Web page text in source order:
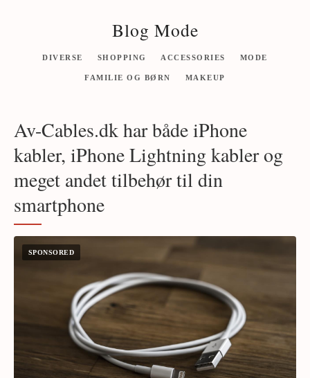
Blog Mode
DIVERSE SHOPPING ACCESSORIES MODE
FAMILIE OG BØRN MAKEUP
Av-Cables.dk har både iPhone
kabler, iPhone Lightning kabler og
meget andet tilbehør til din
smartphone